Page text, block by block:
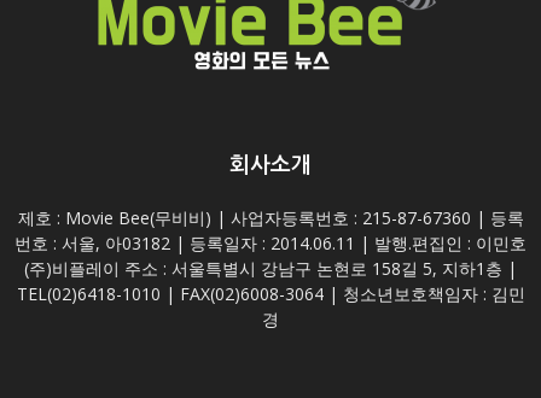
회사소개
제호 : Movie Bee(무비비) | 사업자등록번호 : 215-87-67360 | 등록
번호 : 서울, 아03182 | 등록일자 : 2014.06.11 | 발행.편집인 : 이민호
(주)비플레이 주소 : 서울특별시 강남구 논현로 158길 5, 지하1층 |
TEL(02)6418-1010 | FAX(02)6008-3064 | 청소년보호책임자 : 김민
경